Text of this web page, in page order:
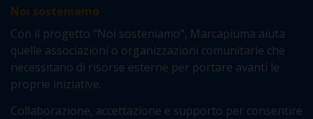
Noi sosteniamo
Con il progetto "Noi sosteniamo", Marcapiuma aiuta
quelle associazioni o organizzazioni comunitarie che
necessitano di risorse esterne per portare avanti le
proprie iniziative.
Collaborazione, accettazione e supporto per consentire